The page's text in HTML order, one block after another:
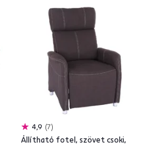
4,9 7
Állítható fotel, szövet csoki,